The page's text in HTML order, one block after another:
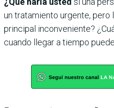
un tratamiento urgente, pero
principal inconveniente?
cuando llegar a tiempo